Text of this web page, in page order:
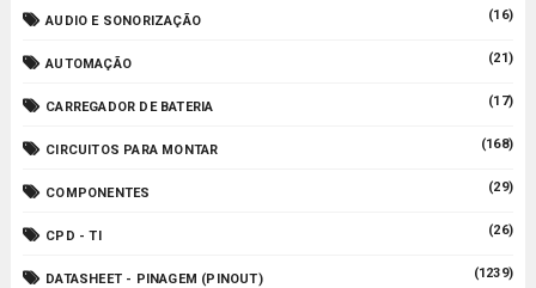
AUDIO E SONORIZAÇÃO (16)
AUTOMAÇÃO (21)
CARREGADOR DE BATERIA (17)
CIRCUITOS PARA MONTAR (168)
COMPONENTES (29)
CPD - TI (26)
DATASHEET - PINAGEM (PINOUT) (1239)